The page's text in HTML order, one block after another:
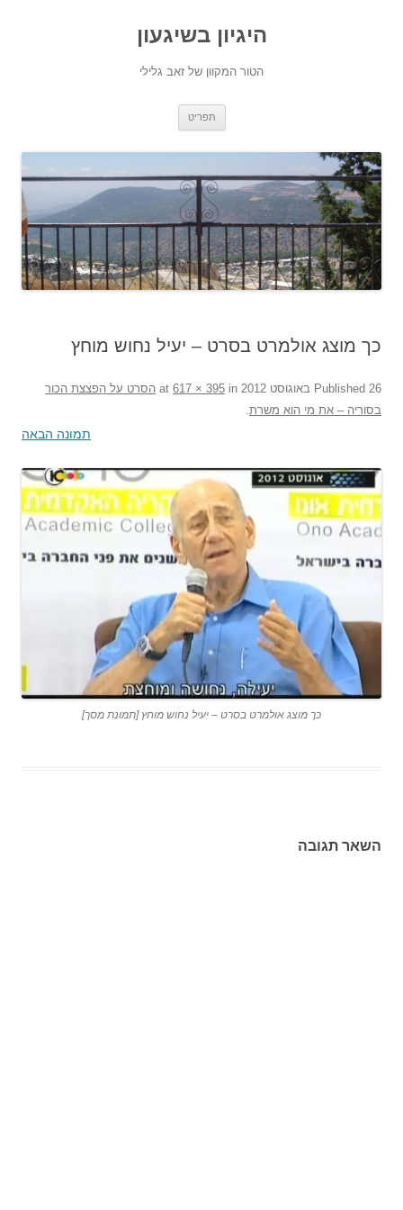
היגיון בשיגעון
הטור המקוון של זאב גלילי
תפריט
כך מוצג אולמרט בסרט – יעיל נחוש מוחץ
Published 26 באוגוסט 2012 617 × 395 in
הסרט על הפצצת הכור
בסוריה – את מי הוא משרת
תמונה הבאה
כך מוצג אולמרט בסרט – יעיל נחוש מוחץ [תמונת מסך]
השאר תגובה